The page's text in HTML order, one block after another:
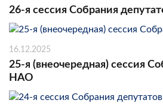
26-я сессия Собрания
16.12.2025
25-я (внеочередная) сессия
НАО